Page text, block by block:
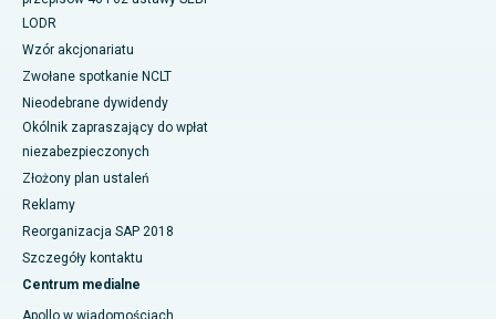
LODR
Wzór akcjonariatu
Zwołane spotkanie NCLT
Nieodebrane dywidendy
Okólnik zapraszający do wpłat
niezabezpieczonych
Złożony plan ustaleń
Reklamy
Reorganizacja SAP 2018
Szczegóły kontaktu
Centrum medialne